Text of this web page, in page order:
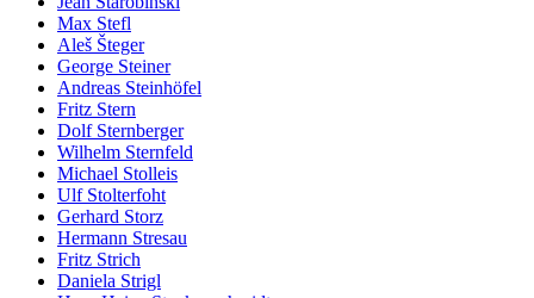
Max Stefl
Aleš Šteger
George Steiner
Andreas Steinhöfel
Fritz Stern
Dolf Sternberger
Wilhelm Sternfeld
Michael Stolleis
Ulf Stolterfoht
Gerhard Storz
Hermann Stresau
Fritz Strich
Daniela Strigl